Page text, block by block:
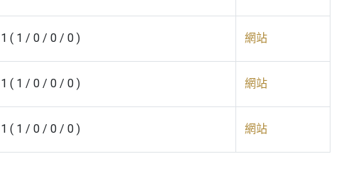
1 ( 1 / 0 / 0 / 0 ) 網站
1 ( 1 / 0 / 0 / 0 ) 網站
1 ( 1 / 0 / 0 / 0 ) 網站